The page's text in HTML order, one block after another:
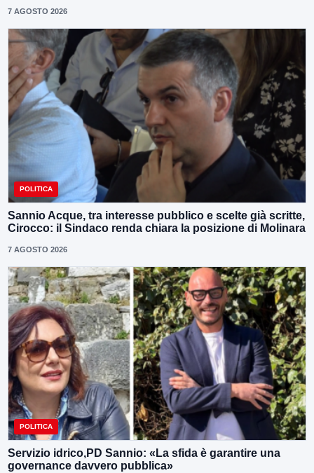
7 AGOSTO 2026
POLITICA
Sannio Acque, tra interesse pubblico e scelte già scritte,
Cirocco: il Sindaco renda chiara la posizione di Molinara
7 AGOSTO 2026
POLITICA
Servizio idrico,PD Sannio: «La sfida è garantire una
governance davvero pubblica»